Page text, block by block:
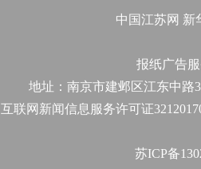
中国江苏网 新
报纸广告
地址：南京市建邺区江东中
互联网新闻信息服务许可证
苏ICP备